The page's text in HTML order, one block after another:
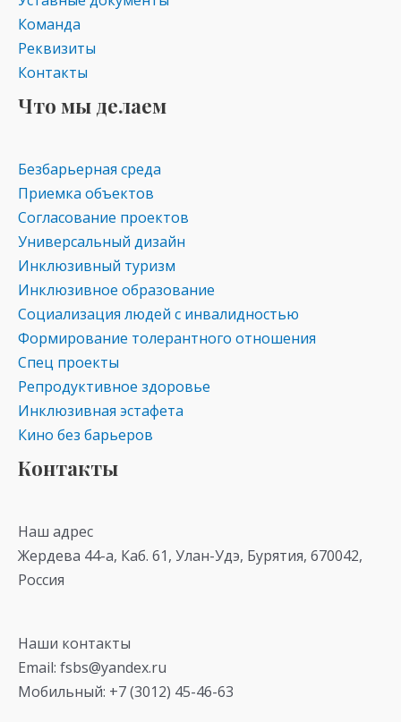
Команда
Реквизиты
Контакты
Что мы делаем
Безбарьерная среда
Приемка объектов
Согласование проектов
Универсальный дизайн
Инклюзивный туризм
Инклюзивное образование
Социализация людей с инвалидностью
Формирование толерантного отношения
Спец проекты
Репродуктивное здоровье
Инклюзивная эстафета
Кино без барьеров
Контакты
Наш адрес
Жердева 44-а, Каб. 61, Улан-Удэ, Бурятия, 670042,
Россия
Наши контакты
Email: fsbs@yandex.ru
Мобильный: +7 (3012) 45-46-63